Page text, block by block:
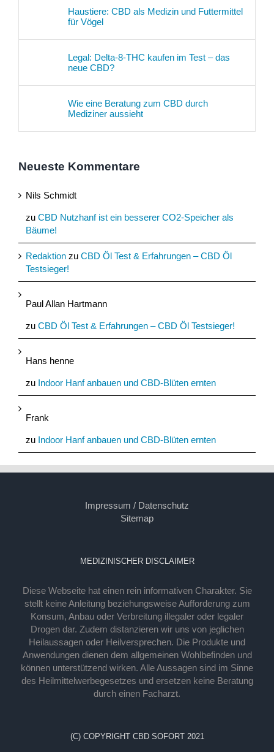
Haustiere: CBD als Medizin und Futtermittel
für Vögel
Legal: Delta-8-THC kaufen im Test – das
neue CBD?
Wie eine Beratung zum CBD durch
Mediziner aussieht
Neueste Kommentare
Nils Schmidt
zu CBD Nutzhanf ist ein besserer CO2-Speicher als
Bäume!
Redaktion zu CBD Öl Test & Erfahrungen – CBD Öl
Testsieger!
Paul Allan Hartmann
zu CBD Öl Test & Erfahrungen – CBD Öl Testsieger!
Hans henne
zu Indoor Hanf anbauen und CBD-Blüten ernten
Frank
zu Indoor Hanf anbauen und CBD-Blüten ernten
Impressum / Datenschutz
Sitemap
MEDIZINISCHER DISCLAIMER
Diese Webseite hat einen rein informativen Charakter. Sie
stellt keine Anleitung beziehungsweise Aufforderung zum
Konsum, Anbau oder Verbreitung illegaler oder legaler
Drogen dar. Zudem distanzieren wir uns von jeglichen
Heilaussagen oder Heilversprechen. Die Produkte und
Anwendungen dienen dem allgemeinen Wohlbefinden und
können unterstützend wirken. Alle Aussagen sind im Sinne
des Heilmittelwerbegesetzes und ersetzen keine Beratung
durch einen Facharzt.
(C) COPYRIGHT CBD SOFORT 2021